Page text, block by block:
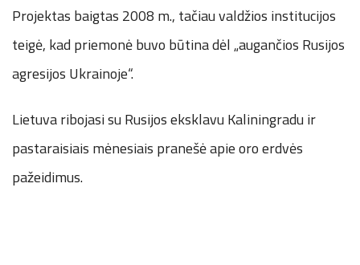
Projektas baigtas 2008 m., tačiau valdžios institucijos
teigė, kad priemonė buvo būtina dėl „augančios Rusijos
agresijos Ukrainoje“.
Lietuva ribojasi su Rusijos eksklavu Kaliningradu ir
pastaraisiais mėnesiais pranešė apie oro erdvės
pažeidimus.